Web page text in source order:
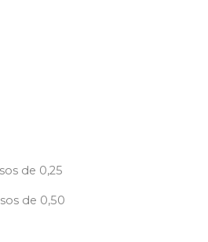
de 0,25
de 0,50